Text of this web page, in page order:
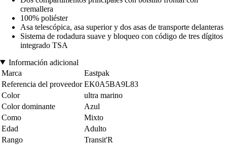
cremallera
100% poliéster
Asa telescópica, asa superior y dos asas de transporte delanteras
Sistema de rodadura suave y bloqueo con código de tres dígitos
integrado TSA
Información adicional
Marca
Eastpak
Referencia del proveedor EK0A5BA9L83
Color
ultra marino
Color dominante
Azul
Como
Mixto
Edad
Adulto
Rango
Transit'R